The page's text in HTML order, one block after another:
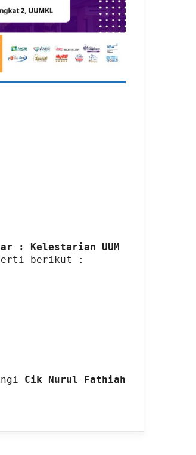
: Kelestarian UUM
berikut :
Cik Nurul Fathiah